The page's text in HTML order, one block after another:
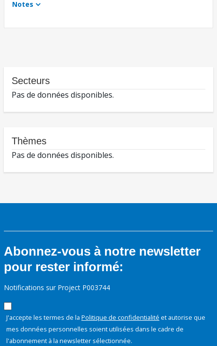
Notes
Secteurs
Pas de données disponibles.
Thèmes
Pas de données disponibles.
Abonnez-vous à notre newsletter
pour rester informé:
Notifications sur Project P003744
J'accepte les termes de la Politique de confidentialité et autorise que
mes données personnelles soient utilisées dans le cadre de
l'abonnement à la newsletter sélectionnée.